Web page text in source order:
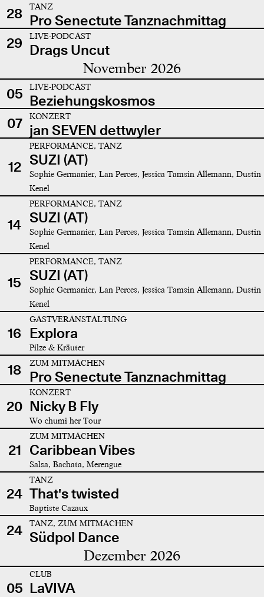
28
TANZ
Pro Senectute Tanznachmittag
29
LIVE-PODCAST
Drags Uncut
November 2026
05 LIVE-PODCAST
Beziehungskosmos
07
KONZERT
jan SEVEN dettwyler
12
PERFORMANCE, TANZ
SUZI (AT)
Sophie Germanier, Lan Perces, Jessica Tamsin Allemann, Dustin
Kenel
14
PERFORMANCE, TANZ
SUZI (AT)
Sophie Germanier, Lan Perces, Jessica Tamsin Allemann, Dustin
Kenel
15
PERFORMANCE, TANZ
SUZI (AT)
Sophie Germanier, Lan Perces, Jessica Tamsin Allemann, Dustin
Kenel
16
GASTVERANSTALTUNG
Explora
Pilze & Kräuter
18 ZUM MITMACHEN
Pro Senectute Tanznachmittag
20
KONZERT
Nicky B Fly
Wo chumi her Tour
21
ZUM MITMACHEN
Caribbean Vibes
Salsa, Bachata, Merengue
24
TANZ
That's twisted
Baptiste Cazaux
24 TANZ, ZUM MITMACHEN
Südpol Dance
Dezember 2026
05
CLUB
LaVIVA